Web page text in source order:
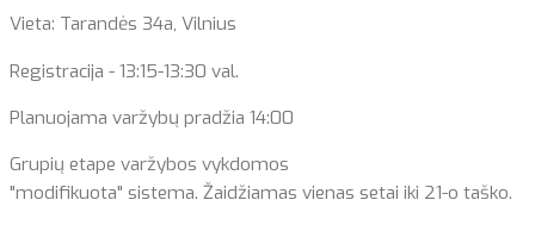
Vieta: Tarandės 34a, Vilnius
Registracija - 13:15-13:30 val.
Planuojama varžybų pradžia 14:00
Grupių etape varžybos vykdomos
"modifikuota" sistema. Žaidžiamas vienas setai iki 21-o taško.